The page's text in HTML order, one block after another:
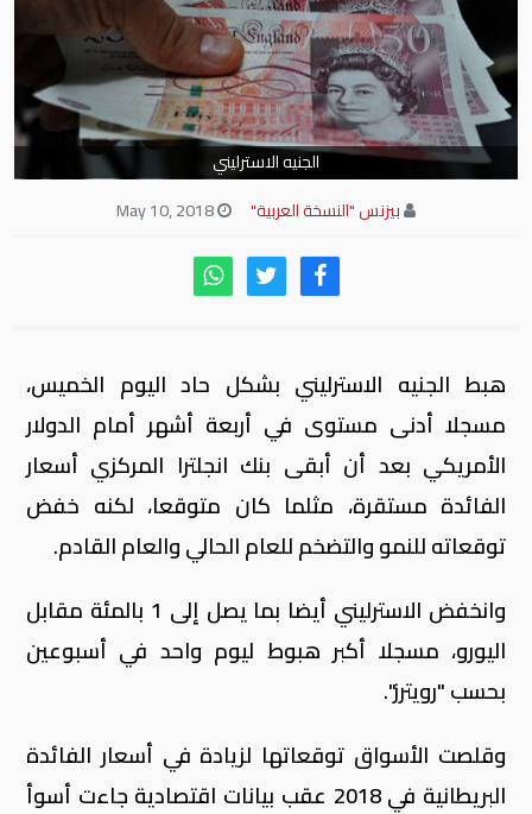
الجنيه الاسترليني
بيزنس "النسخة العربية"
هبط الجنيه الاسترليني بشكل حاد اليوم الخميس،
مسجلا أدنى مستوى في أربعة أشهر أمام الدولار
الأمريكي بعد أن أبقى بنك انجلترا المركزي أسعار
الفائدة مستقرة، مثلما كان متوقعا، لكنه خفض
توقعاته للنمو والتضخم للعام الحالي والعام القادم.
وانخفض الاسترليني أيضا بما يصل إلى 1 بالمئة مقابل
اليورو، مسجلا أكبر هبوط ليوم واحد في أسبوعين
بحسب "رويترز".
وقلصت الأسواق توقعاتها لزيادة في أسعار الفائدة
البريطانية في 2018 عقب بيانات اقتصادية جاءت أسوأ